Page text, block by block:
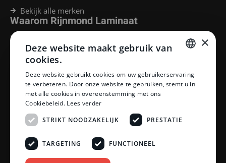
Bekijk alle merken
Waarom Rijnmond Laminaat
Legservice
Laminaat Capelle aan den Ijssel
Laminaat voor vloerverwarming
Klantenservice
Betaalmethoden
Openingstijden showroom
Afhalen en bezorgen
Retourprocedure
Veelgestelde vragen
Legservice
Neem contact op
DUTCH
×
Deze website maakt gebruik van
cookies.
Deze website gebruikt cookies om uw gebruikerservaring
te verbeteren. Door onze website te gebruiken, stemt u in
met alle cookies in overeenstemming met ons
Cookiebeleid. Lees verder
STRIKT NOODZAKELIJK
PRESTATIE
TARGETING FUNCTIONEEL